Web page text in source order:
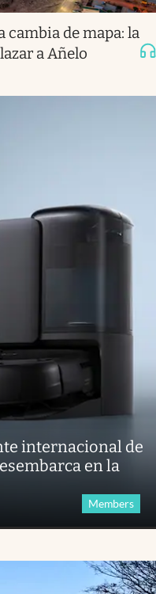
cambia de mapa: la
a Añelo
internacional de
en la
Members